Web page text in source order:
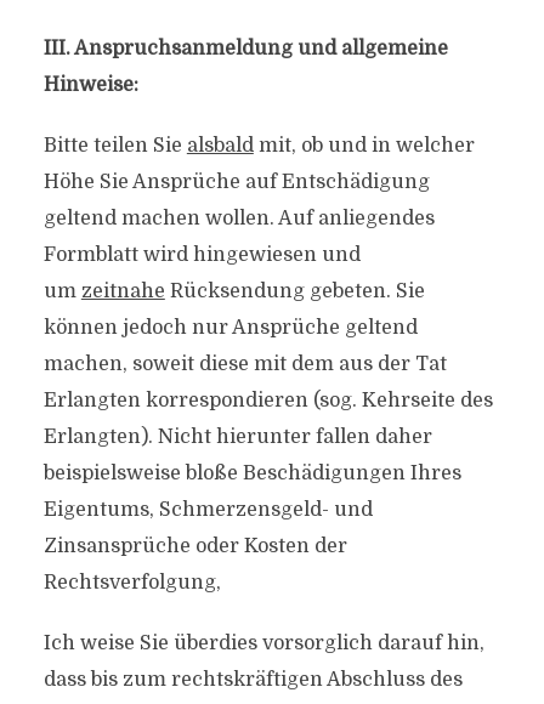
III. Anspruchsanmeldung und allgemeine
Hinweise:
Bitte teilen Sie alsbaldmit, ob und in welcher
Höhe Sie Ansprüche auf Entschädigung
geltend machen wollen. Auf anliegendes
Formblatt wird hingewiesen und
um zeitnahe Rücksendung gebeten. Sie
können jedoch nur Ansprüche geltend
machen, soweit diese mit dem aus der Tat
Erlangten korrespondieren (sog. Kehrseite des
Erlangten). Nicht hierunter fallen daher
beispielsweise bloße Beschädigungen Ihres
Eigentums, Schmerzensgeld- und
Zinsansprüche oder Kosten der
Rechtsverfolgung,
Ich weise Sie überdies vorsorglich darauf hin,
dass bis zum rechtskräftigen Abschluss des